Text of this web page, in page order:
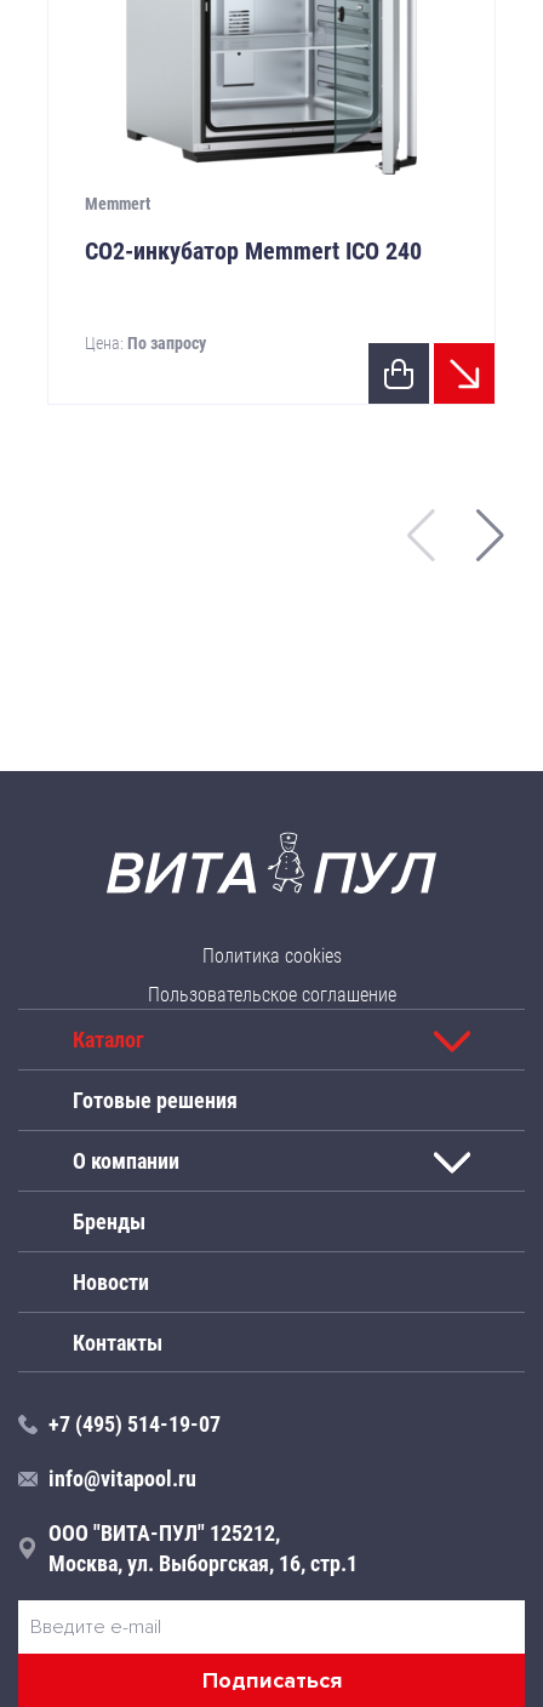
Memmert
CO2-инкубатор Memmert ICO 240
Цена: По запросу
Политика cookies
Пользовательское соглашение
Каталог
Готовые решения
О компании
Бренды
Новости
Контакты
+7 (495) 514-19-07
info@vitapool.ru
ООО "ВИТА-ПУЛ" 125212,
Москва, ул. Выборгская, 16, стр.1